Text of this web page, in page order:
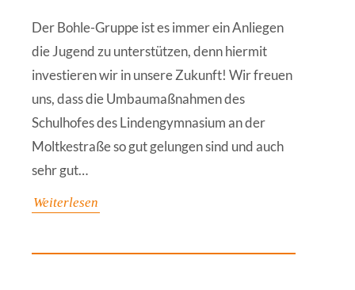
Der Bohle-Gruppe ist es immer ein Anliegen
die Jugend zu unterstützen, denn hiermit
investieren wir in unsere Zukunft! Wir freuen
uns, dass die Umbaumaßnahmen des
Schulhofes des Lindengymnasium an der
Moltkestraße so gut gelungen sind und auch
sehr gut…
Weiterlesen